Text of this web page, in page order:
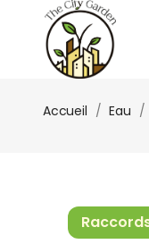
Accueil Eau